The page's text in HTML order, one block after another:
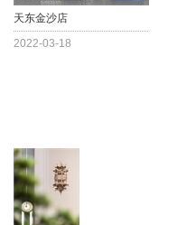
天东金沙店
2022-03-18